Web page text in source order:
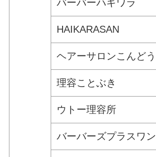
バーバーハギワラ
HAIKARASAN
ヘアーサロンこんどう
理容ことぶき
ウトー理容所
バーバーズプラスワン